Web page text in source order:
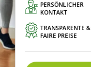
PERSÖNLICHER
KONTAKT
TRANSPARENTE &
FAIRE PREISE